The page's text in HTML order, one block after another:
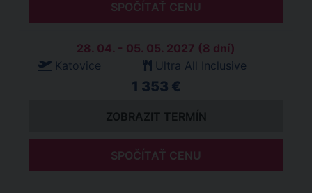
SPOČÍTAŤ CENU
28. 04. - 05. 05. 2027 (8 dní)
Katovice
Ultra All Inclusive
1 353 €
ZOBRAZIT TERMÍN
SPOČÍTAŤ CENU